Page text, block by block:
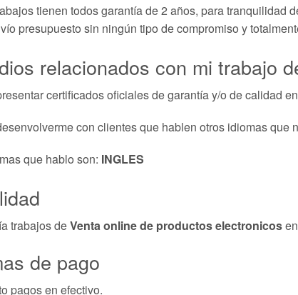
tienen todos garantía de 2 años, para tranquilidad
presupuesto sin ningún tipo de compromiso y
relacionados con mi trabajo
certificados oficiales de garantía y/o de calidad
con clientes que hablen otros idiomas que
que hablo son: INGLES
trabajos deVenta online de productos electronicosen
de pago
pagos en efectivo.